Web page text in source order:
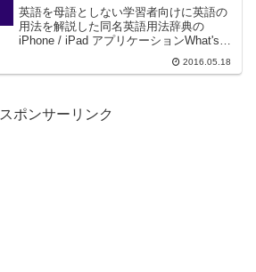
やすい間違いに焦点を当てた英語
用法辞典
英語を母語としない学習者向けに英語の
用法を解説した同名英語用法辞典の
iPhone / iPad アプリケーションWhat's
New Support has been added for Split2016.05.18
スポンサーリンク